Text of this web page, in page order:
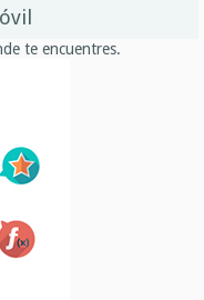
te encuentres.